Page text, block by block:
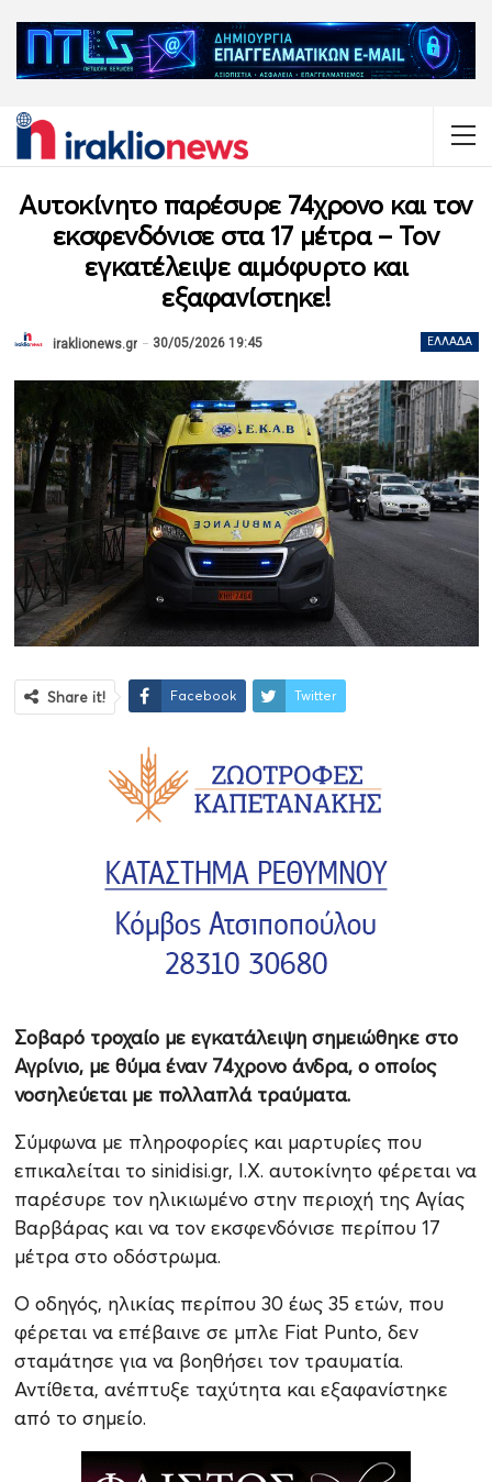
Αυτοκίνητο παρέσυρε 74χρονο και τον
εκσφενδόνισε στα 17 μέτρα – Τον
εγκατέλειψε αιμόφυρτο και
εξαφανίστηκε!
ΕΛΛΆΔΑ
iraklionews.gr 30/05/2026 19:45
Share it! Facebook Twitter
Σοβαρό τροχαίο με εγκατάλειψη σημειώθηκε στο
Αγρίνιο, με θύμα έναν 74χρονο άνδρα, ο οποίος
νοσηλεύεται με πολλαπλά τραύματα.
Σύμφωνα με πληροφορίες και μαρτυρίες που
επικαλείται το sinidisi.gr, Ι.Χ. αυτοκίνητο φέρεται να
παρέσυρε τον ηλικιωμένο στην περιοχή της Αγίας
Βαρβάρας και να τον εκσφενδόνισε περίπου 17
μέτρα στο οδόστρωμα.
Ο οδηγός, ηλικίας περίπου 30 έως 35 ετών, που
φέρεται να επέβαινε σε μπλε Fiat Punto, δεν
σταμάτησε για να βοηθήσει τον τραυματία.
Αντίθετα, ανέπτυξε ταχύτητα και εξαφανίστηκε
από το σημείο.